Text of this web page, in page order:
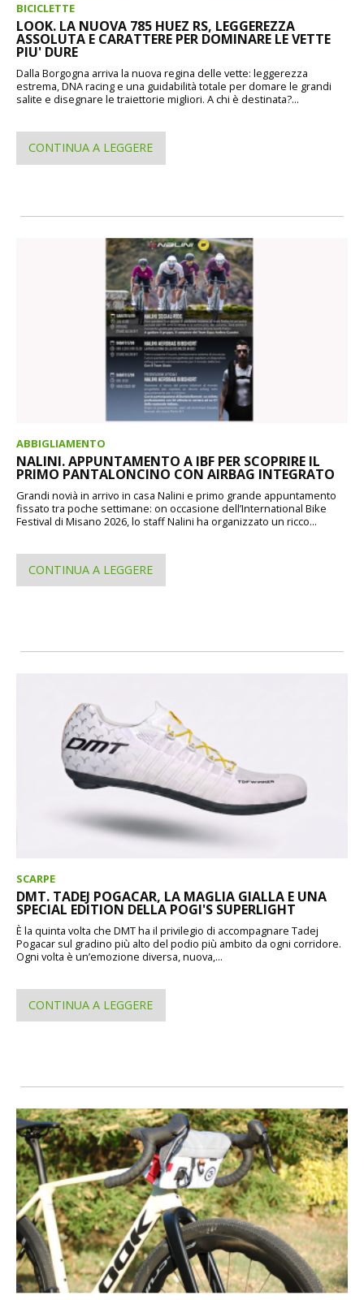
BICICLETTE
LOOK. LA NUOVA 785 HUEZ RS, LEGGEREZZA
ASSOLUTA E CARATTERE PER DOMINARE LE VETTE
PIU' DURE
Dalla Borgogna arriva la nuova regina delle vette: leggerezza
estrema, DNA racing e una guidabilità totale per domare le grandi
salite e disegnare le traiettorie migliori. A chi è destinata?...
CONTINUA A LEGGERE
ABBIGLIAMENTO
NALINI. APPUNTAMENTO A IBF PER SCOPRIRE IL
PRIMO PANTALONCINO CON AIRBAG INTEGRATO
Grandi novià in arrivo in casa Nalini e primo grande appuntamento
fissato tra poche settimane: on occasione dell’International Bike
Festival di Misano 2026, lo staff Nalini ha organizzato un ricco...
CONTINUA A LEGGERE
SCARPE
DMT. TADEJ POGACAR, LA MAGLIA GIALLA E UNA
SPECIAL EDITION DELLA POGI'S SUPERLIGHT
È la quinta volta che DMT ha il privilegio di accompagnare Tadej
Pogacar sul gradino più alto del podio più ambito da ogni corridore.
Ogni volta è un’emozione diversa, nuova,...
CONTINUA A LEGGERE